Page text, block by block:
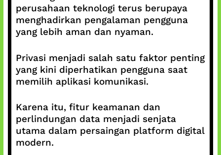
perusahaan teknologi terus berupaya
menghadirkan pengalaman pengguna
yang lebih aman dan nyaman.
Privasi menjadi salah satu faktor penting
yang kini diperhatikan pengguna saat
memilih aplikasi komunikasi.
Karena itu, fitur keamanan dan
perlindungan data menjadi senjata
utama dalam persaingan platform digital
modern.